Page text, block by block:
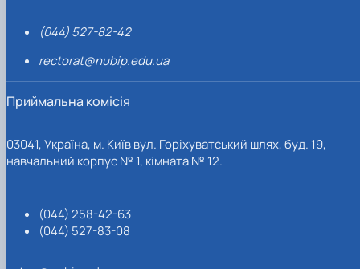
(044) 527-82-42
rectorat@nubip.edu.ua
Приймальна комісія
03041, Україна, м. Київ вул. Горіхуватський шлях, буд. 19,
навчальний корпус № 1, кімната № 12.
(044) 258-42-63
(044) 527-83-08